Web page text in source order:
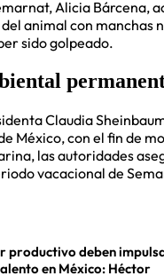
Alicia Bárcena,
animal con manchas
sido golpeado.
Claudia
México, con el fin de
las autoridades
vacacional de
productivo deben
en México: Héctor